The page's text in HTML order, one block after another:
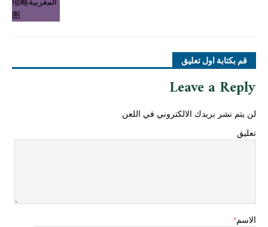
قم بكتابة اول تعليق
Leave a Reply
لن يتم نشر بريدك الالكتروني في اللعن
تعليق
الاسم*